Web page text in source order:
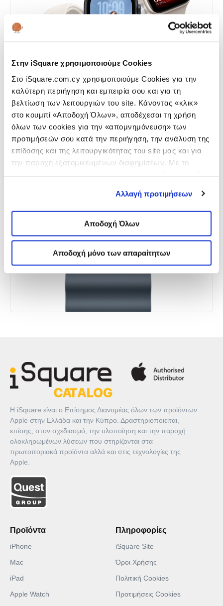
Στην iSquare χρησιμοποιούμε Cookies
Στο iSquare.com.cy χρησιμοποιούμε Cookies για την
καλύτερη περιήγηση και εμπειρία σου και για τη
βελτίωση των λειτουργιών του site. Κάνοντας «κλικ»
στο κουμπί «Αποδοχή Όλων», αποδέχεσαι τη χρήση
όλων των cookies για την «απομνημόνευση» των
προτιμήσεών σου κατά την περιήγηση, την ανάλυση της
επίδοσης και της λειτουργικότητας του site μας και για
την παροχή εξατομικευμένων διαφημίσεων. Με το
site cookies. Ενημερώσου για την για τηνΠολιτική
Cookiesεδώκαι τους διαφορετικούς τύπους Cookies
επιλέγοντας «Προτιμήσεις Cookies», και τροποποίησε
ανά πάσα στιγμή τις προτιμήσεις σου.
Αλλαγή προτιμήσεων
Αποδοχή Όλων
Αποδοχή μόνο των απαραίτητων
Apple Watch Ultra 3
Περισσότερα
Η iSquare είναι ο Επίσημος Διανομέας όλων των προϊόντων
Apple στην Ελλάδα και την Κύπρο. Δραστηριοποιείται,
επίσης, στον σχεδιασμό, την υλοποίηση και την παροχή
ολοκληρωμένων λύσεων που στηρίζονται στα
πρωτοποριακά προϊόντα αλλά και στις τεχνολογίες της
Apple.
Προϊόντα
iPhone
Mac
iPad
Apple Watch
Πληροφορίες
iSquare Site
Όροι Χρήσης
Πολιτική Cookies
Προτιμήσεις Cookies